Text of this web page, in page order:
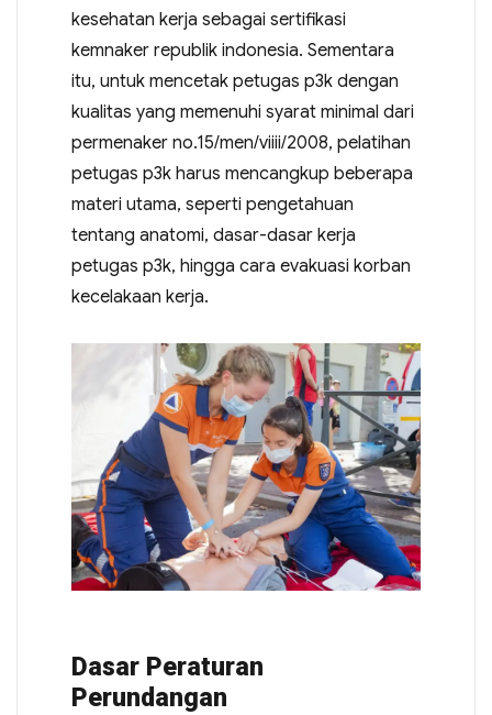
kesehatan kerja sebagai sertifikasi
kemnaker republik indonesia. Sementara
itu, untuk mencetak petugas p3k dengan
kualitas yang memenuhi syarat minimal dari
permenaker no.15/men/viiii/2008, pelatihan
petugas p3k harus mencangkup beberapa
materi utama, seperti pengetahuan
tentang anatomi, dasar-dasar kerja
petugas p3k, hingga cara evakuasi korban
kecelakaan kerja.
Dasar Peraturan
Perundangan